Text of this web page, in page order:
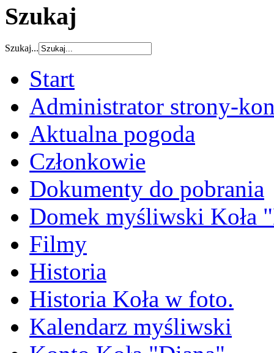
Szukaj
Szukaj...
Start
Administrator strony-
Aktualna pogoda
Członkowie
Dokumenty do pobrania
Domek myśliwski Koła
Filmy
Historia
Historia Koła w foto.
Kalendarz myśliwski